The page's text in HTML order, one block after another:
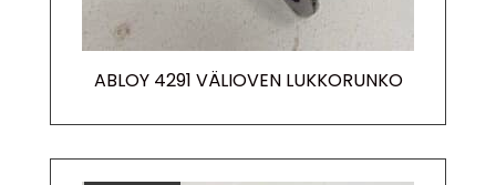
ABLOY 4291 VÄLIOVEN LUKKORUNKO